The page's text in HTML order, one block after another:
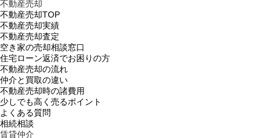
不動産売却
不動産売却TOP
不動産売却実績
不動産売却査定
空き家の売却相談窓口
住宅ローン返済でお困りの方
不動産売却の流れ
仲介と買取の違い
不動産売却時の諸費用
少しでも高く売るポイント
よくある質問
相続相談
賃貸仲介